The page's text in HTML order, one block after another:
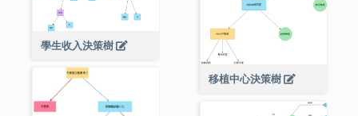
學生收入決策樹
移植中心決策樹